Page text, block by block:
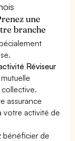
une
branche
Réviseur
assurance
votre activité de
bénéficier de